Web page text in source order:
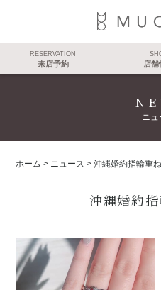
RESERVATION
来店予約 店舗
ニュ
ホーム > ニュース >沖縄婚約指輪重
沖縄婚約